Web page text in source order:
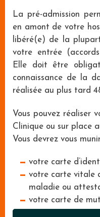
La pré-admission
en amont de votre
libéré(e) de la
votre entrée
Elle doit être
connaissance de la
réalisée au plus tard
Vous pouvez réaliser
Clinique ou sur place
Vous devrez vous
votre carte
votre carte vitale
maladie ou
votre carte de